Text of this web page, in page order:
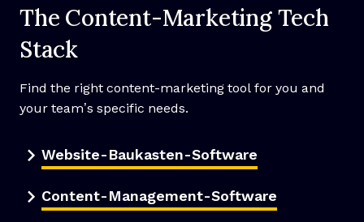
The Content-Marketing Tech
Stack
Find the right content-marketing tool for you and
your team’s specific needs.
Website-Baukasten-Software
Content-Management-Software